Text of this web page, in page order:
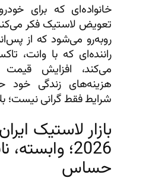
خانواده‌ای که برای
تعویض لاستیک فکر
روبه‌رو می‌شود که از
راننده‌ای که با وانت،
می‌کند، افزایش
هزینه‌های زندگی
شرایط فقط گرانی نیست؛
بازار لاستیک
2026؛ وابسته،
حساس